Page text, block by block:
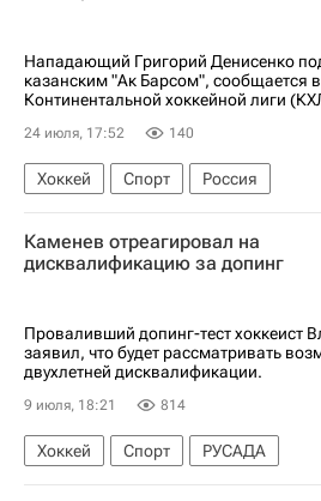
Нападающий Григорий Денисенко
казанским "Ак Барсом", сообщается
Континентальной хоккейной лиги
24 июля, 17:52 140
Хоккей Спорт
Россия
Григорий Денисенко
Ак Барс
Каменев отреагировал на
дисквалификацию за допинг
Проваливший допинг-тест хоккеист
заявил, что будет рассматривать
двухлетней дисквалификации.
9 июля, 18:21 814
Хоккей Спорт
РУСАДА
Владислав Каменев
СКА